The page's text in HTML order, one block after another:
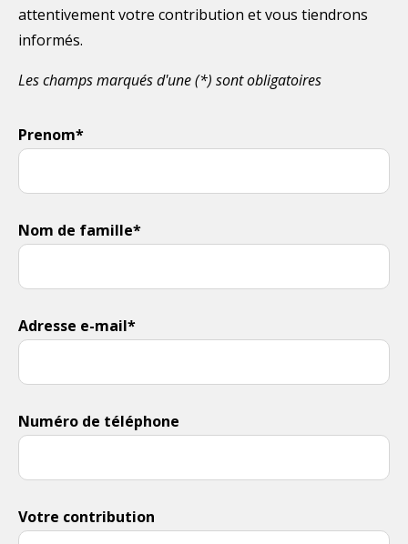
attentivement votre contribution et vous tiendrons
informés.
Les champs marqués d'une (*) sont obligatoires
Prenom*
Nom de famille*
Adresse e-mail*
Numéro de téléphone
Votre contribution